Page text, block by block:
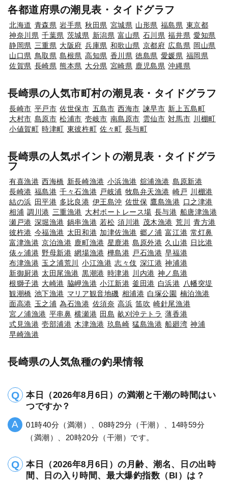
各都道府県の潮見表・タイドグラフ
北海道 青森県 岩手県 秋田県 宮城県 山形県 福島県 東京都
神奈川県 千葉県 茨城県 新潟県 富山県 石川県 福井県 愛知県
静岡県 三重県 大阪府 兵庫県 和歌山県 京都府 広島県 岡山県
山口県 鳥取県 島根県 高知県 香川県 徳島県 愛媛県 福岡県
佐賀県 長崎県 熊本県 大分県 宮崎県 鹿児島県 沖縄県
長崎県の人気市町村の潮見表・タイドグラフ
長崎市 平戸市 佐世保市 五島市 西海市 諫早市 新上五島町
大村市 島原市 松浦市 壱岐市 南島原市 雲仙市 対馬市 川棚町
小値賀町 時津町 東彼杵町 佐々町 長与町
長崎県の人気ポイントの潮見表・タイドグラ
フ
有喜漁港 西海橋 新長崎漁港 小浜漁港 舘浦漁港 島原新港
長崎港 福島港 千々石漁港 戸岐浦 牧島弁天漁港 崎戸
川棚港
結の浜 田平港 多比良港 伊王島沖 佐世保 鷹島漁港 口之津港
相浦 調川港 三重漁港 大村ボートレース場 長与港 船唐津漁港
瀬戸港 深堀漁港 鍋串漁港 若松 須川港 茂木漁港 荒川 青方港
彼杵港 今福漁港 太田和港 加津佐漁港 郷ノ浦 富江港 常灯鼻
富津漁港 京泊漁港 鹿町漁港 星鹿港 島原外港 久山港 日比港
俵ヶ浦港 野母新港 網場漁港 樺島港 戸石漁港 早福港
布津漁港 玉之浦荒川 小江漁港 志々伎 深江港 神浦港
新御厨港 太田尾漁港 黒潮港 時津港 川内港 神ノ島港
根獅子港 大崎港 脇岬漁港 小江新港 釜田港 白浜港 八幡突堤
観潮橋 池下漁港 マリア観音地磯 相浦港 白塚公園 楠泊漁港
面高港 玉之浦 為石漁港 佐須奈 高浜 笛吹 崎針尾漁港
宮ノ浦漁港 平串鼻 横瀬港 田島 畝刈沖テトラ 薄香港
式見漁港 壱部浦港 木津漁港 玖島崎 猛島漁港 船廻湾 神浦
早崎漁港
長崎県の人気魚種の釣果情報
本日（2026年8月6日）の満潮と干潮の時間はい
つですか？
01時40分（満潮）、08時29分（干潮）、14時59分
（満潮）、20時20分（干潮）です。
本日（2026年8月6日）の月齢、潮名、日の出時
間、日の入り時間、最大爆釣指数（BI）は？